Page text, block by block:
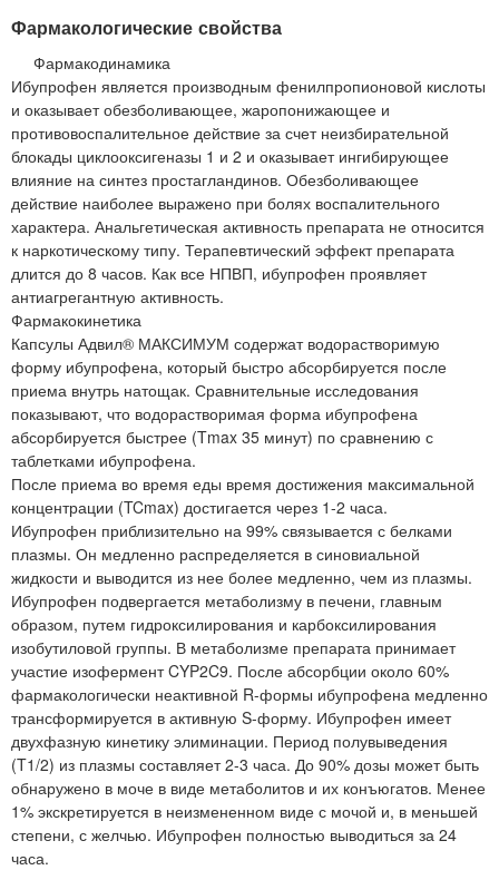
Фармакологические свойства
Фармакодинамика
Ибупрофен является производным фенилпропионовой кислоты
и оказывает обезболивающее, жаропонижающее и
противовоспалительное действие за счет неизбирательной
блокады циклооксигеназы 1 и 2 и оказывает ингибирующее
влияние на синтез простагландинов. Обезболивающее
действие наиболее выражено при болях воспалительного
характера. Анальгетическая активность препарата не относится
к наркотическому типу. Терапевтический эффект препарата
длится до 8 часов. Как все НПВП, ибупрофен проявляет
антиагрегантную активность.
Фармакокинетика
Капсулы Адвил® МАКСИМУМ содержат водорастворимую
форму ибупрофена, который быстро абсорбируется после
приема внутрь натощак. Сравнительные исследования
показывают, что водорастворимая форма ибупрофена
абсорбируется быстрее (Tmax 35 минут) по сравнению с
таблетками ибупрофена.
После приема во время еды время достижения максимальной
концентрации (TCmax) достигается через 1-2 часа.
Ибупрофен приблизительно на 99% связывается с белками
плазмы. Он медленно распределяется в синовиальной
жидкости и выводится из нее более медленно, чем из плазмы.
Ибупрофен подвергается метаболизму в печени, главным
образом, путем гидроксилирования и карбоксилирования
изобутиловой группы. В метаболизме препарата принимает
участие изофермент CYP2C9. После абсорбции около 60%
фармакологически неактивной R-формы ибупрофена медленно
трансформируется в активную S-форму. Ибупрофен имеет
двухфазную кинетику элиминации. Период полувыведения
(T1/2) из плазмы составляет 2-3 часа. До 90% дозы может быть
обнаружено в моче в виде метаболитов и их конъюгатов. Менее
1% экскретируется в неизмененном виде с мочой и, в меньшей
степени, с желчью. Ибупрофен полностью выводиться за 24
часа.